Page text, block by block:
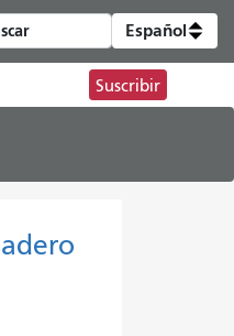
Español
Suscribir